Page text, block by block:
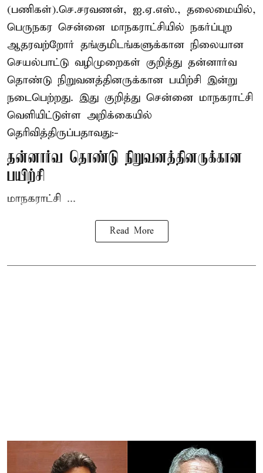
(பணிகள்).செ.சரவணன், ஐ.ஏ.எஸ்., தலைமையில்,
பெருநகர சென்னை மாநகராட்சியில் நகர்ப்புற
ஆதரவற்றோர் தங்குமிடங்களுக்கான நிலையான
செயல்பாட்டு வழிமுறைகள் குறித்து தன்னார்வ
தொண்டு நிறுவனத்தினருக்கான பயிற்சி இன்று
நடைபெற்றது. இது குறித்து சென்னை மாநகராட்சி
வெளியிட்டுள்ள அறிக்கையில்
தெரிவித்திருப்பதாவது:-
தன்னார்வ தொண்டு நிறுவனத்தினருக்கான
பயிற்சி
மாநகராட்சி ...
Read More